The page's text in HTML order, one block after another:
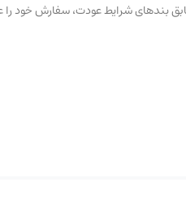
عودت، سفارش خود را عودت داده و وجه